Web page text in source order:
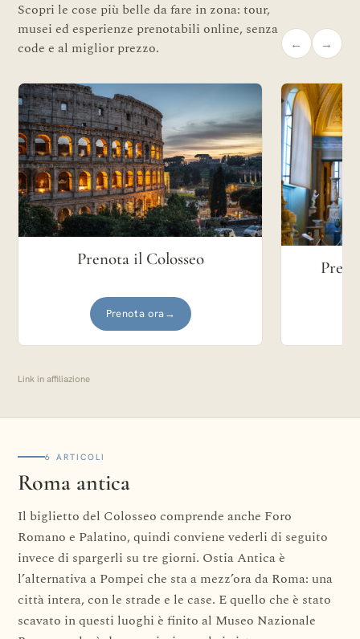
Scopri le cose più belle da fare in zona: tour,
musei ed esperienze prenotabili online, senza
code e al miglior prezzo.
← →
Prenota il Colosseo
Prenota ora→
Link in affiliazione
6 ARTICOLI
Roma antica
Il biglietto del Colosseo comprende anche Foro
Romano e Palatino, quindi conviene vederli di seguito
invece di spargerli su tre giorni. Ostia Antica è
l’alternativa a Pompei che sta a mezz’ora da Roma: una
città intera, con le strade e le case. E quello che è stato
scavato in questi luoghi è finito al Museo Nazionale